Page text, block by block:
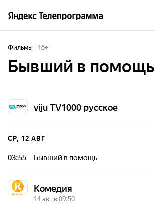
Фильмы 16+
Бывший в помощь
viju TV1000 русское
СР, 12 АВГ
03:55 Бывший в помощь
Комедия
14 авг в 09:50